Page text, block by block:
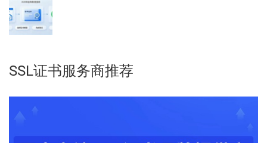
SSL证书服务商推荐